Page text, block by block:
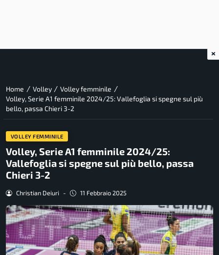
Home / Volley / Volley femminile /
Volley, Serie A1 femminile 2024/25: Vallefoglia si spegne sul più
bello, passa Chieri 3-2
VOLLEY FEMMINILE
Volley, Serie A1 femminile 2024/25:
Vallefoglia si spegne sul più bello, passa
Chieri 3-2
Christian Deiuri - 11 Febbraio 2025
×